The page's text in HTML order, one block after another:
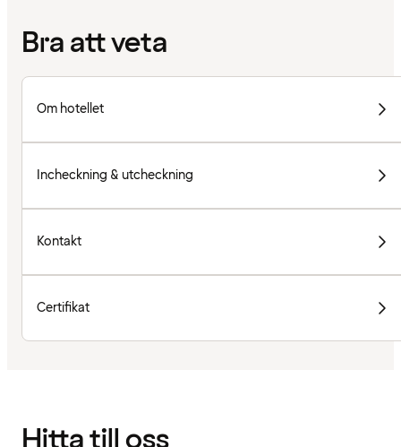
Bra att veta
Om hotellet
Incheckning & utcheckning
Kontakt
Certifikat